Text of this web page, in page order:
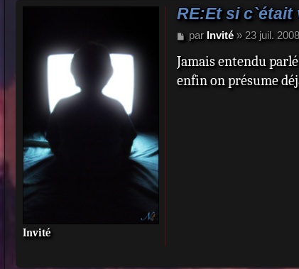
Invité
RE:Et si c`était
M
s
a
par Invité» 23 juil.
Jamais entendu
enfin on présume